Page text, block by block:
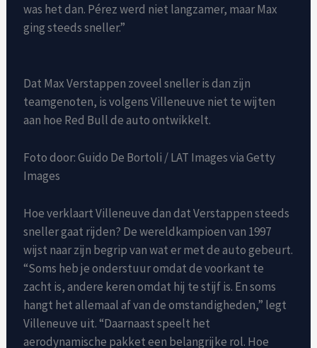
was het dan. Pérez werd niet langzamer, maar Max
ging steeds sneller.”
Dat Max Verstappen zoveel sneller is dan zijn
teamgenoten, is volgens Villeneuve niet te wijten
aan hoe Red Bull de auto ontwikkelt.
Foto door: Guido De Bortoli / LAT Images via Getty
Images
Hoe verklaart Villeneuve dan dat Verstappen steeds
sneller gaat rijden? De wereldkampioen van 1997
wijst naar zijn begrip van wat er met de auto gebeurt.
“Soms heb je onderstuur omdat de voorkant te
zacht is, andere keren omdat hij te stijf is. En soms
hangt het allemaal af van de omstandigheden,” legt
Villeneuve uit. “Daarnaast speelt het
aerodynamische pakket een belangrijke rol. Hoe